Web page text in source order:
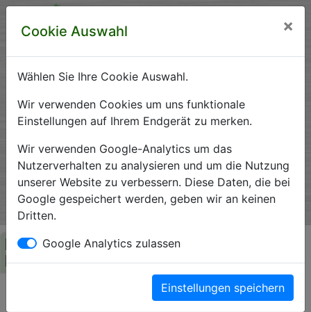
Krankenhausverzeichnis
Sachsen-Anhalt
Ein Service der Krankenhausgesellschaft Sachsen-Anhalt
e.V.
Herzlich Willkommen auf den Seiten der
Krankenhäuser Sachsen-Anhalts
Die Krankenhausgesellschaft Sachsen-Anhalt begrüßt Sie auf
Cookie Auswahl ×
Wählen Sie Ihre Cookie Auswahl.
Wir verwenden Cookies um uns funktionale
Einstellungen auf Ihrem Endgerät zu merken.
Wir verwenden Google-Analytics um das
Nutzerverhalten zu analysieren und um die Nutzung
unserer Website zu verbessern. Diese Daten, die bei
Google gespeichert werden, geben wir an keinen
Dritten.
Google Analytics zulassen
Einstellungen speichern